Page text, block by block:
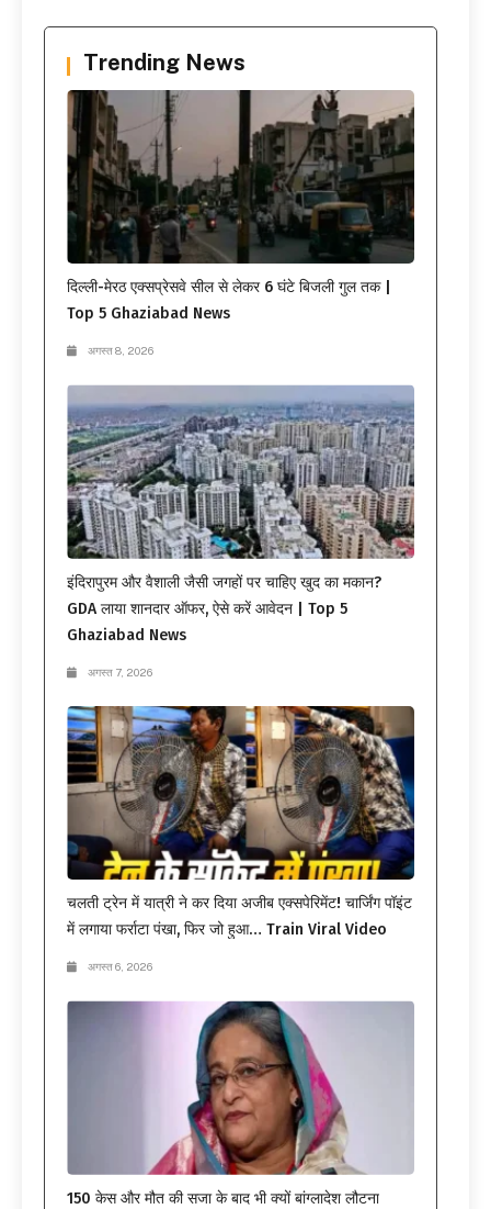
Trending News
दिल्ली-मेरठ एक्सप्रेसवे सील से लेकर 6 घंटे बिजली गुल तक |
Top 5 Ghaziabad News
अगस्त 8, 2026
इंदिरापुरम और वैशाली जैसी जगहों पर चाहिए खुद का मकान?
GDA लाया शानदार ऑफर, ऐसे करें आवेदन | Top 5
Ghaziabad News
अगस्त 7, 2026
चलती ट्रेन में यात्री ने कर दिया अजीब एक्सपेरिमेंट! चार्जिंग पॉइंट
में लगाया फर्राटा पंखा, फिर जो हुआ… Train Viral Video
अगस्त 6, 2026
150 केस और मौत की सजा के बाद भी क्यों बांग्लादेश लौटना